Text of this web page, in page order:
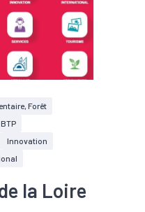
Forêt
BTP
Innovation
la Loire